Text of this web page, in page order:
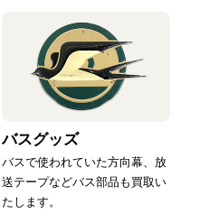
バスグッズ
バスで使われていた方向幕、放
送テープなどバス部品も買取い
たします。